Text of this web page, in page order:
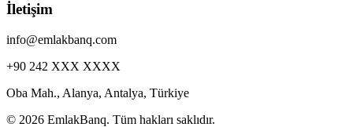
İletişim
info@emlakbanq.com
+90 242 XXX XXXX
Oba Mah., Alanya, Antalya, Türkiye
© 2026 EmlakBanq. Tüm hakları saklıdır.